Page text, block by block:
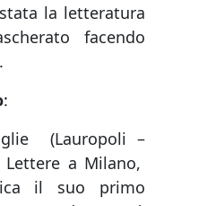
la letteratura
facendo
:
(Lauropoli –
a Milano,
il suo primo